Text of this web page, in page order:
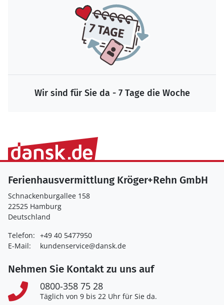
Wir sind für Sie da - 7 Tage die Woche
Ferienhausvermittlung Kröger+Rehn GmbH
Schnackenburgallee 158
22525 Hamburg
Deutschland
Telefon: +49 40 5477950
E-Mail:
kundenservice@dansk.de
Nehmen Sie Kontakt zu uns auf
0800-358 75 28
Täglich von 9 bis 22 Uhr für Sie da.